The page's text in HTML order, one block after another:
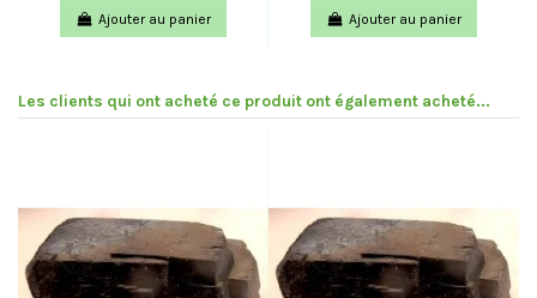
Ajouter au panier Ajouter au panier
Les clients qui ont acheté ce produit ont également acheté...